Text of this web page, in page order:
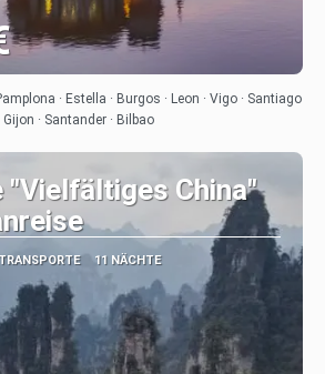
Sehen
· Estella · Burgos · Leon · Vigo · Santiago
· Santander · Bilbao
"Vielfältiges China"
11 NÄCHTE